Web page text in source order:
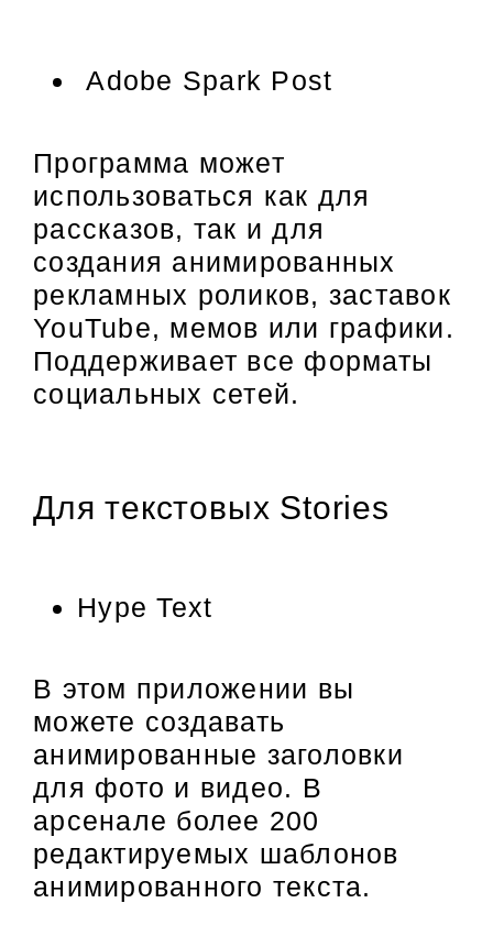
Adobe Spark Post
Программа может
использоваться как для
рассказов, так и для
создания анимированных
рекламных роликов, заставок
YouTube, мемов или графики.
Поддерживает все форматы
социальных сетей.
Для текстовых Stories
Hype Text
В этом приложении вы
можете создавать
анимированные заголовки
для фото и видео. В
арсенале более 200
редактируемых шаблонов
анимированного текста.